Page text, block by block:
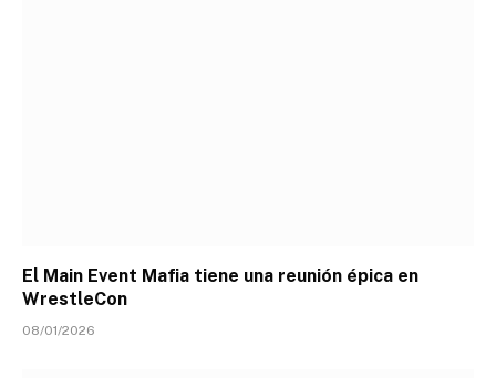
El Main Event Mafia tiene una reunión épica en
WrestleCon
08/01/2026